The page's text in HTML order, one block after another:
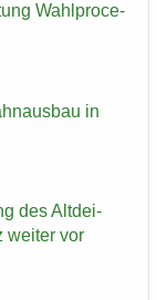
Wahlpro­ce­
in
des Alt­dei­
wei­ter vor